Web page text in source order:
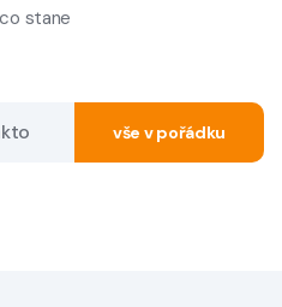
stane
vše v pořádku